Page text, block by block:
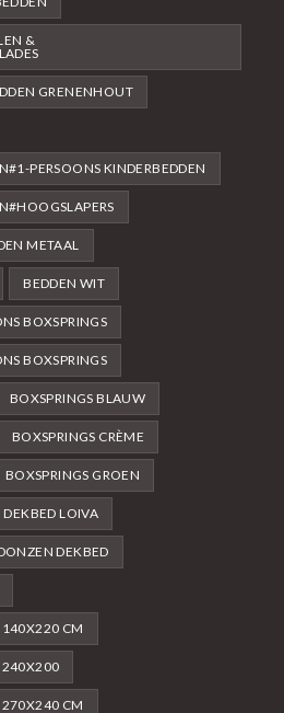
&
GRENENHOUT
PERSOONS KINDERBEDDEN
METAAL
BEDDEN WIT
BOXSPRINGS
BOXSPRINGS
BOXSPRINGS BLAUW
BOXSPRINGS CRÈME
BOXSPRINGS GROEN
DEKBED LOIVA
DEKBED
140X220 CM
240X200
270X240 CM